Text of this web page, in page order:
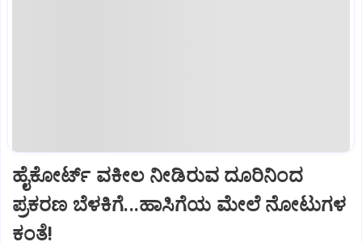
ಹೈಕೋರ್ಟ್‌ ವಕೀಲ ನೀಡಿರುವ ದೂರಿನಿಂದ
ಪ್ರಕರಣ ಬೆಳಕಿಗೆ...ಹಾಸಿಗೆಯ ಮೇಲೆ ನೋಟುಗಳ
ಕಂತೆ!